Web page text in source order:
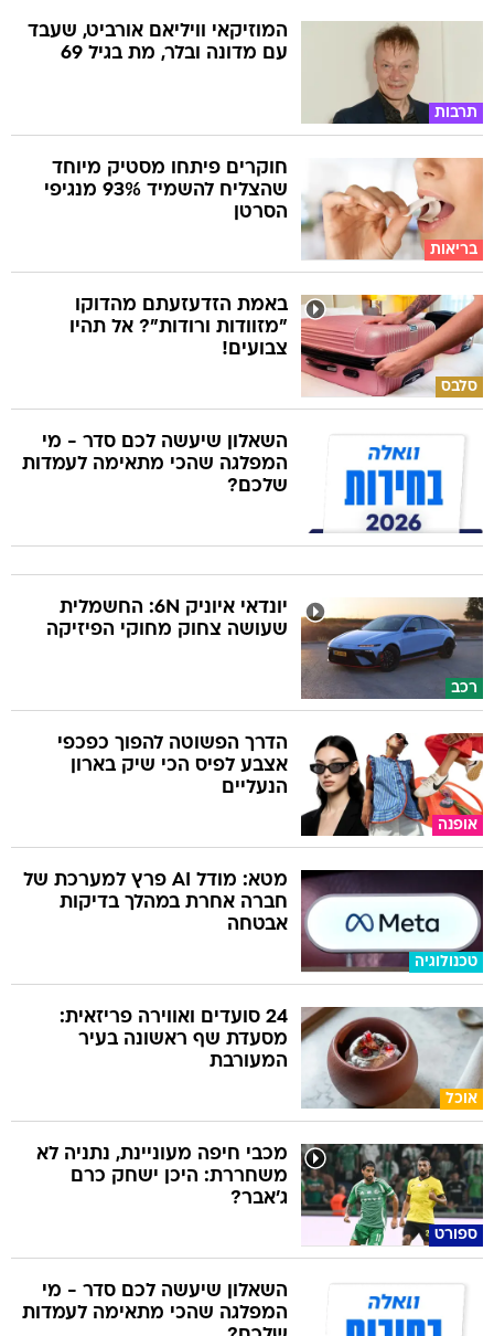
תרבות
המוזיקאי וויליאם אורביט, שעבד
עם מדונה ובלר, מת בגיל 69
בריאות
חוקרים פיתחו מסטיק מיוחד
שהצליח להשמיד 93% מנגיפי
הסרטן
סלבס
באמת הזדעזעתם מהדוקו
"מזוודות ורודות"? אל תהיו
צבועים!
השאלון שיעשה לכם סדר - מי
המפלגה שהכי מתאימה לעמדות
שלכם?
רכב
יונדאי איוניק 6N: החשמלית
שעושה צחוק מחוקי הפיזיקה
אופנה
הדרך הפשוטה להפוך כפכפי
אצבע לפיס הכי שיק בארון
הנעליים
טכנולוגיה
מטא: מודל AI פרץ למערכת של
חברה אחרת במהלך בדיקות
אבטחה
אוכל
24 סועדים ואווירה פריזאית:
מסעדת שף ראשונה בעיר
המעורבת
ספורט
מכבי חיפה מעוניינת, נתניה לא
משחררת: היכן ישחק כרם
ג'אבר?
השאלון שיעשה לכם סדר - מי
המפלגה שהכי מתאימה לעמדות